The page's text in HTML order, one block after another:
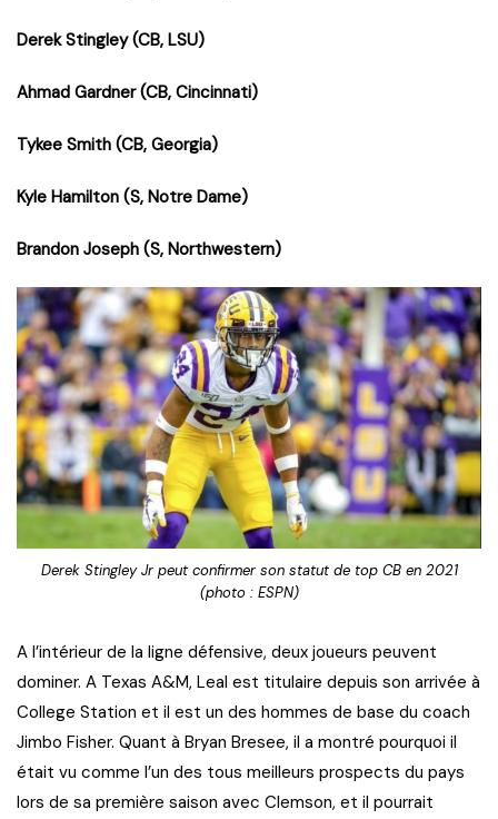
Derek Stingley (CB, LSU)
Ahmad Gardner (CB, Cincinnati)
Tykee Smith (CB, Georgia)
Kyle Hamilton (S, Notre Dame)
Brandon Joseph (S, Northwestern)
Derek Stingley Jr peut confirmer son statut de top CB en 2021
(photo : ESPN)
A l’intérieur de la ligne défensive, deux joueurs peuvent
dominer. A Texas A&M, Leal est titulaire depuis son arrivée à
College Station et il est un des hommes de base du coach
Jimbo Fisher. Quant à Bryan Bresee, il a montré pourquoi il
était vu comme l’un des tous meilleurs prospects du pays
lors de sa première saison avec Clemson, et il pourrait